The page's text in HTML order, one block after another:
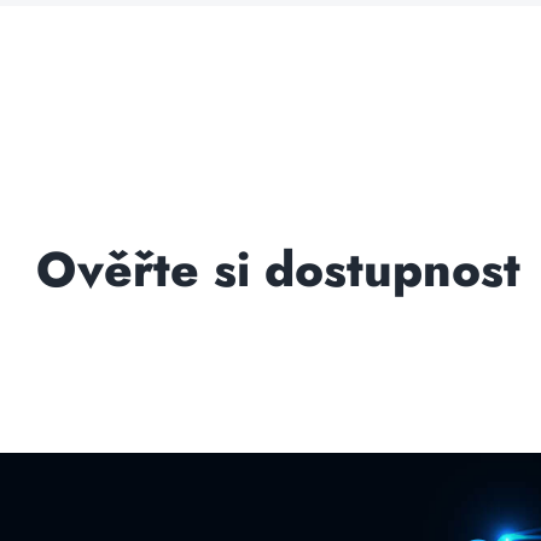
Ověřte si dostupnost